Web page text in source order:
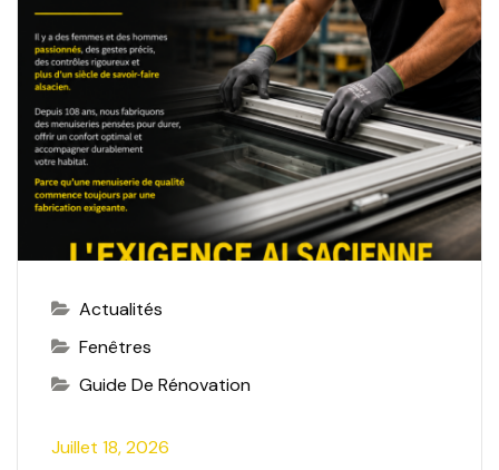
Actualités
Fenêtres
Guide De Rénovation
Juillet 18, 2026